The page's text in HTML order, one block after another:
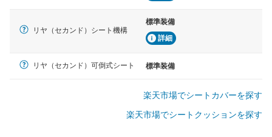
リヤ（セカンド）シート機構
標準装備
詳細
リヤ（セカンド）可倒式シート 標準装備
楽天市場でシートカバーを探す
楽天市場でシートクッションを探す